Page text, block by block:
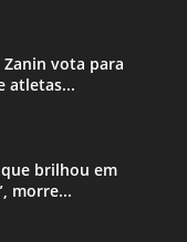
vota para
atletas...
brilhou em
morre...